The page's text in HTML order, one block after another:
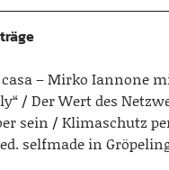
– Mirko Iannone
Der Wert des
sein
Klimaschutz
selfmade in